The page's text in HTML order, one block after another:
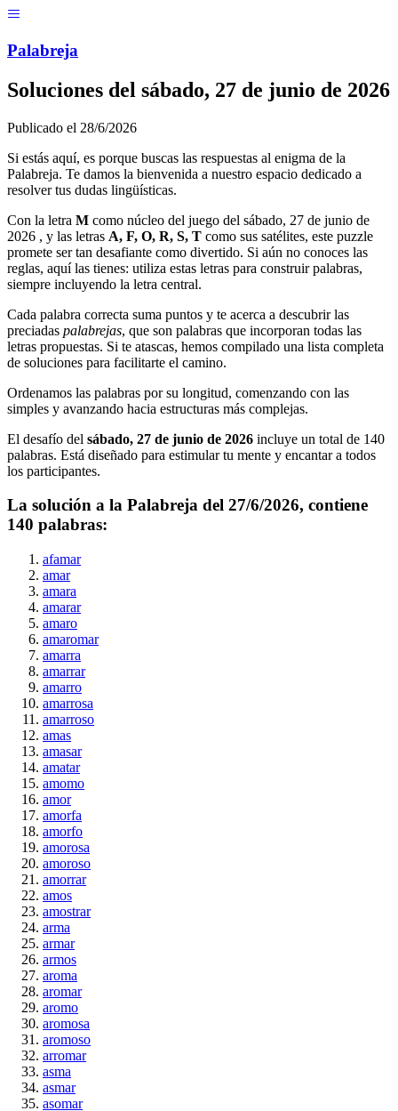
Palabreja
Soluciones del sábado, 27 de junio de 2026
Publicado el 28/6/2026
Si estás aquí, es porque buscas las respuestas al enigma de la
Palabreja. Te damos la bienvenida a nuestro espacio dedicado a
resolver tus dudas lingüísticas.
Con la letra M como núcleo del juego del sábado, 27 de junio de
2026 , y las letras A, F, O, R, S, T como sus satélites, este puzzle
promete ser tan desafiante como divertido. Si aún no conoces las
reglas, aquí las tienes: utiliza estas letras para construir palabras,
siempre incluyendo la letra central.
Cada palabra correcta suma puntos y te acerca a descubrir las
preciadas palabrejas, que son palabras que incorporan todas las
letras propuestas. Si te atascas, hemos compilado una lista completa
de soluciones para facilitarte el camino.
Ordenamos las palabras por su longitud, comenzando con las
simples y avanzando hacia estructuras más complejas.
El desafío del sábado, 27 de junio de 2026 incluye un total de 140
palabras. Está diseñado para estimular tu mente y encantar a todos
los participantes.
La solución a la Palabreja del 27/6/2026, contiene
140 palabras:
afamar
amar
amara
amarar
amaro
amaromar
amarra
amarrar
amarro
amarrosa
amarroso
amas
amasar
amatar
amomo
amor
amorfa
amorfo
amorosa
amoroso
amorrar
amos
amostrar
arma
armar
armos
aroma
aromar
aromo
aromosa
aromoso
arromar
asma
asmar
asomar